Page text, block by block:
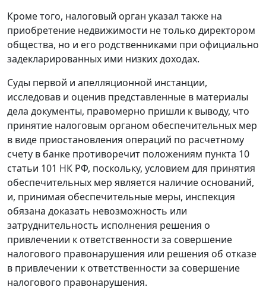
Кроме того, налоговый орган указал также на
приобретение недвижимости не только директором
общества, но и его родственниками при официально
задекларированных ими низких доходах.
Суды первой и апелляционной инстанции,
исследовав и оценив представленные в материалы
дела документы, правомерно пришли к выводу, что
принятие налоговым органом обеспечительных мер
в виде приостановления операций по расчетному
счету в банке противоречит положениям пункта 10
статьи 101 НК РФ, поскольку, условием для принятия
обеспечительных мер является наличие оснований,
и, принимая обеспечительные меры, инспекция
обязана доказать невозможность или
затруднительность исполнения решения о
привлечении к ответственности за совершение
налогового правонарушения или решения об отказе
в привлечении к ответственности за совершение
налогового правонарушения.